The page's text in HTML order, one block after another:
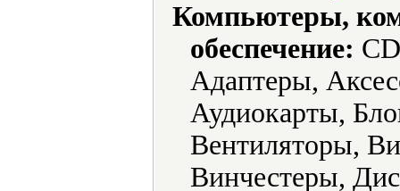
Компьютеры,
обеспечение:
Адаптеры,
Аудиокарты,
Вентиляторы,
Винчестеры,